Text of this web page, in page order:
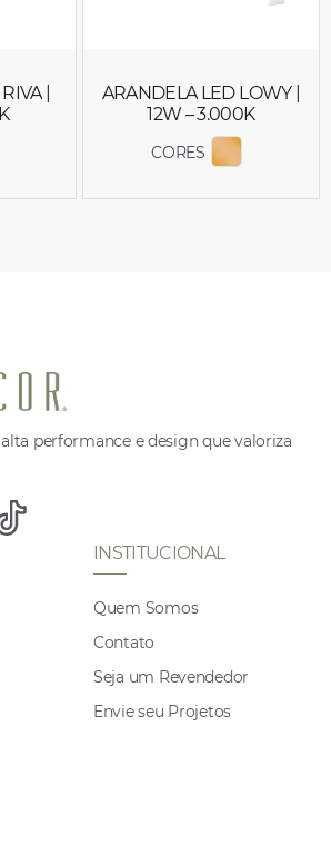
|
COR 2725
ARANDELA LED LOWY |
12W – 3.000K
CORES EXIBIR
performance e design que valoriza
INSTITUCIONAL
Quem Somos
Contato
Seja um Revendedor
Envie seu Projetos